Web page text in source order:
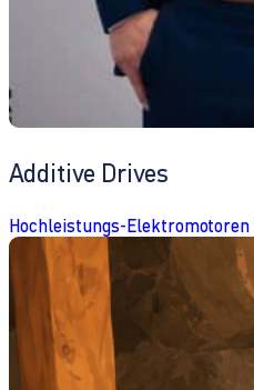
Additive Drives
Hochleistungs-